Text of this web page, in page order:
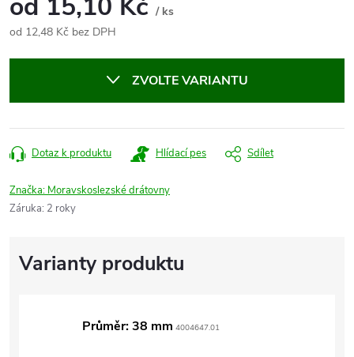
/ ks
od 12,48 Kč bez DPH
ZVOLTE VARIANTU
Dotaz k produktu Hlídací pes Sdílet
Značka: Moravskoslezské drátovny
Záruka: 2 roky
Průměr: 38 mm 4004647.01